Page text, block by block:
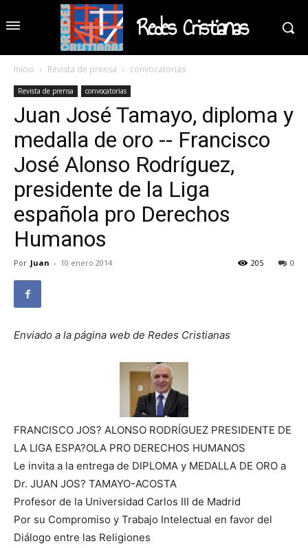
Redes Cristianas
Inicio Revista de prensa convocatorias
Revista de prensa convocatorias
Juan José Tamayo, diploma y
medalla de oro -- Francisco
José Alonso Rodríguez,
presidente de la Liga
española pro Derechos
Humanos
Por Juan - 10 enero 2014 0
205
Enviado a la página web de Redes Cristianas
FRANCISCO JOS? ALONSO RODRÍGUEZ PRESIDENTE DE
LA LIGA ESPA?OLA PRO DERECHOS HUMANOS
Le invita a la entrega de DIPLOMA y MEDALLA DE ORO a
Dr. JUAN JOS? TAMAYO-ACOSTA
Profesor de la Universidad Carlos III de Madrid
Por su Compromiso y Trabajo Intelectual en favor del
Diálogo entre las Religiones